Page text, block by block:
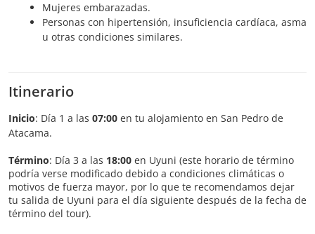
Mujeres embarazadas.
Personas con hipertensión, insuficiencia cardíaca, asma
u otras condiciones similares.
Itinerario
Inicio: Día 1 a las 07:00 en tu alojamiento en San Pedro de
Atacama.
Término: Día 3 a las 18:00 en Uyuni (este horario de término
podría verse modificado debido a condiciones climáticas o
motivos de fuerza mayor, por lo que te recomendamos dejar
tu salida de Uyuni para el día siguiente después de la fecha de
término del tour).